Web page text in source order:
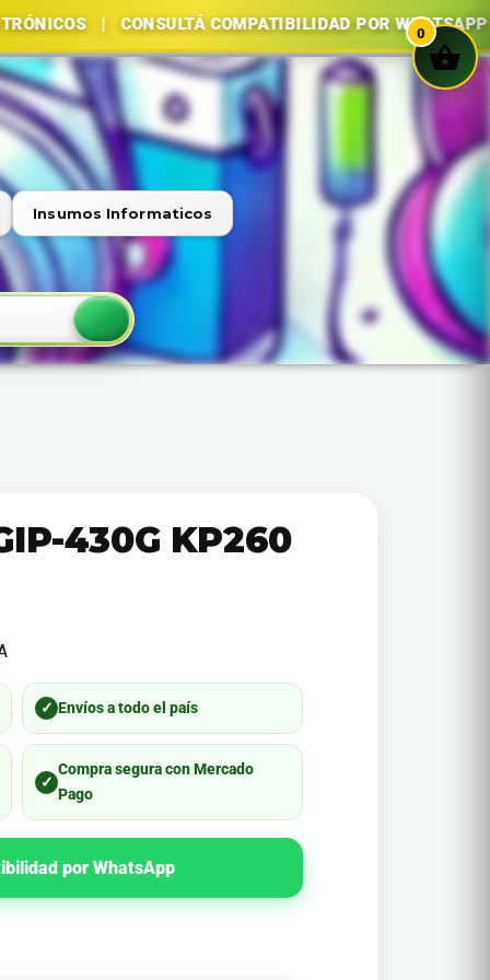
| CONSULTÁ COMPATIBILIDAD POR WHATSAPP
Insumos Informaticos
430G KP260
✓ Envíos a todo el país
✓
Compra segura con Mercado
Pago
por WhatsApp
0